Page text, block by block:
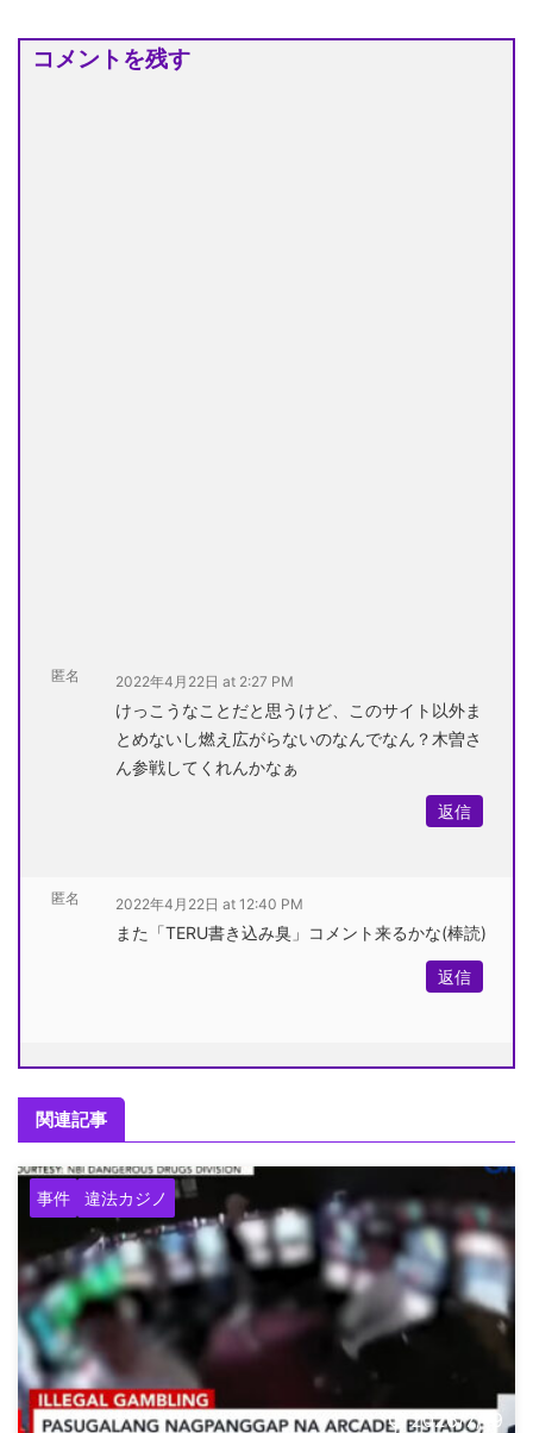
コメントを残す
匿名 2022年4月22日 at 2:27 PM
けっこうなことだと思うけど、このサイト以外ま
とめないし燃え広がらないのなんでなん？木曽さ
ん参戦してくれんかなぁ
返信
匿名 2022年4月22日 at 12:40 PM
また「TERU書き込み臭」コメント来るかな(棒読)
返信
関連記事
事件 違法カジノ
2026/7/19